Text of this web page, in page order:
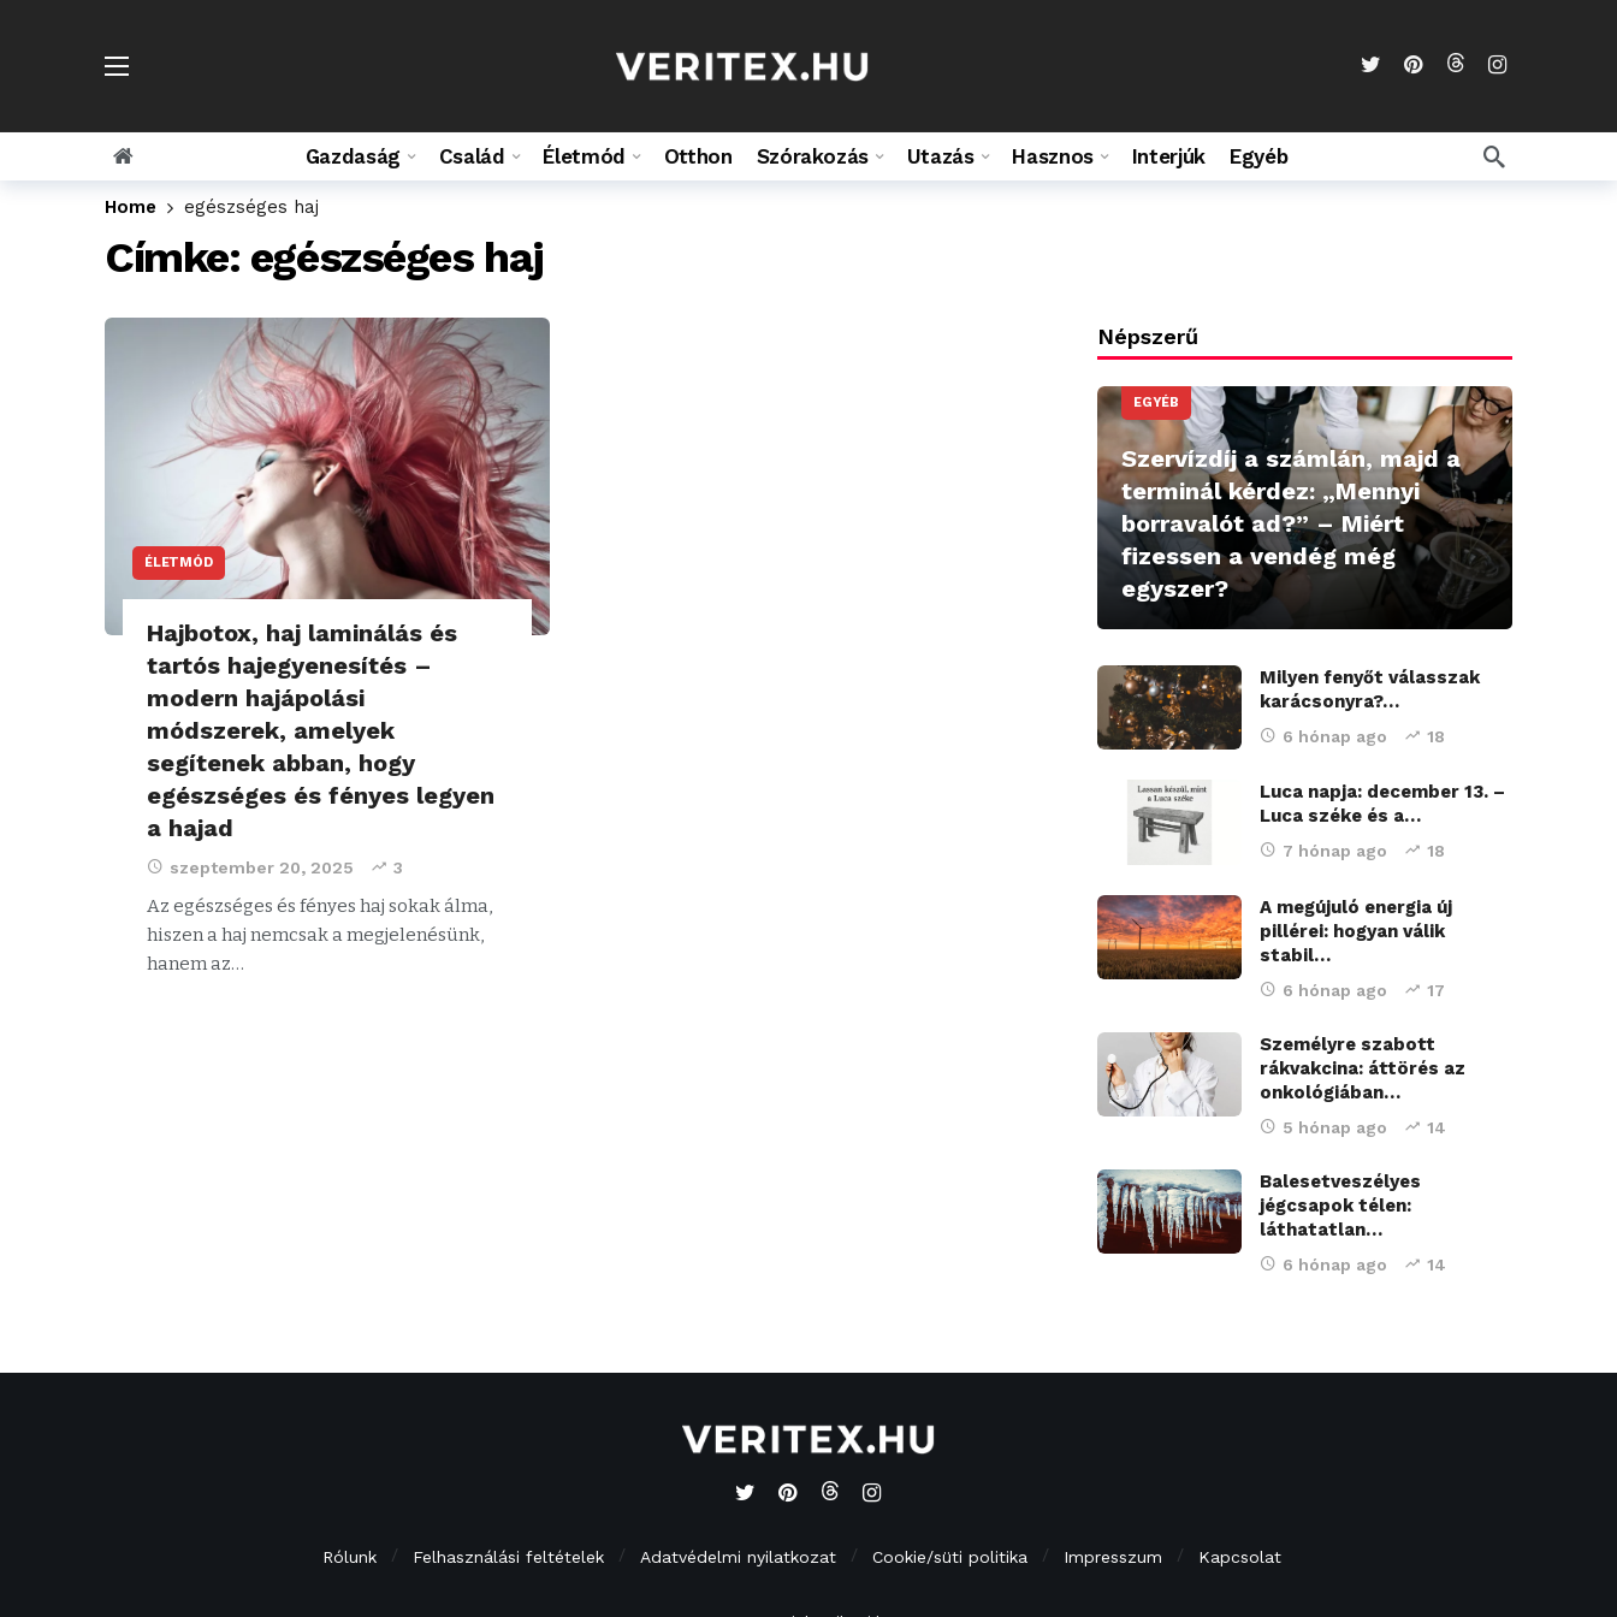
Gazdaság Család Életmód Otthon Szórakozás Utazás Hasznos Interjúk Egyéb
Home egészséges haj
Címke: egészséges haj
ÉLETMÓD
Hajbotox, haj laminálás és
tartós hajegyenesítés –
modern hajápolási
módszerek, amelyek
segítenek abban, hogy
egészséges és fényes legyen
a hajad
szeptember 20, 2025 3
Az egészséges és fényes haj sokak álma,
hiszen a haj nemcsak a megjelenésünk,
hanem az…
Népszerű
EGYÉB
Szervízdíj a számlán, majd a
terminál kérdez: „Mennyi
borravalót ad?” – Miért
fizessen a vendég még
egyszer?
Milyen fenyőt válasszak
karácsonyra?…
6 hónap ago 18
Luca napja: december 13. –
Luca széke és a…
7 hónap ago 18
A megújuló energia új
pillérei: hogyan válik
stabil…
6 hónap ago 17
Személyre szabott
rákvakcina: áttörés az
onkológiában…
5 hónap ago 14
Balesetveszélyes
jégcsapok télen:
láthatatlan…
6 hónap ago 14
Rólunk Felhasználási feltételek Adatvédelmi nyilatkozat Cookie/süti politika Impresszum Kapcsolat